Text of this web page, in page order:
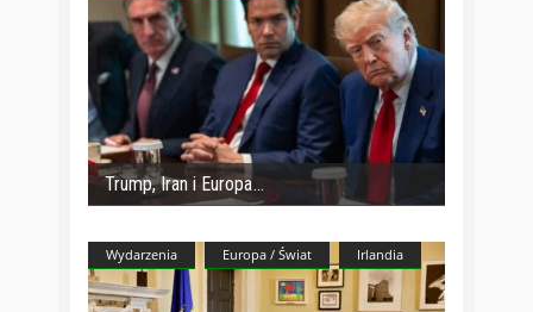
Trump, Iran i Europa
Wydarzenia Europa / Świat Irlandia